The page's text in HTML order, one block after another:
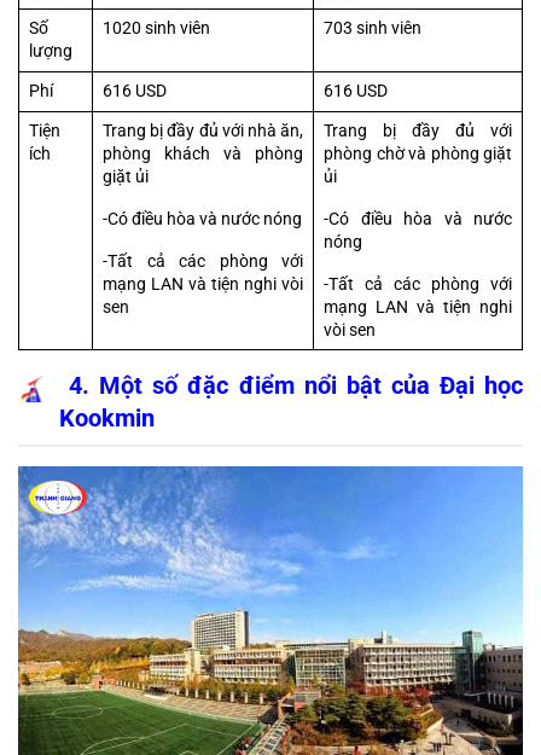
Số
lượng
1020 sinh viên 703 sinh viên
Phí 616 USD
616 USD
Tiện
ích
Trang bị đầy đủ với nhà ăn,
phòng khách và phòng
giặt ủi
-Có điều hòa và nước nóng
-Tất cả các phòng với
mạng LAN và tiện nghi vòi
sen
Trang bị đầy đủ với
phòng chờ và phòng giặt
ủi
-Có điều hòa và nước
nóng
-Tất cả các phòng với
mạng LAN và tiện nghi
vòi sen
4. Một số đặc điểm nổi bật của Đại học
Kookmin